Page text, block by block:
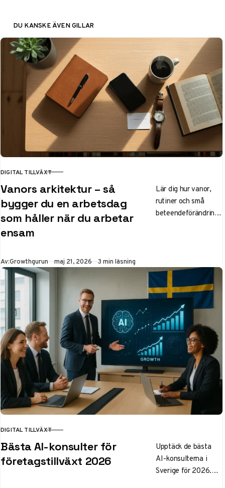
DU KANSKE ÄVEN GILLAR
KATEGORI
DIGITAL TILLVÄXT
Vanors arkitektur – så
bygger du en arbetsdag
som håller när du arbetar
ensam
Lär dig hur vanor,
rutiner och små
beteendeförändringa
ensam eller
hemifrån.
Av:Growthgurun Publicerad
maj 21, 2026 3 min läsning
KATEGORI
DIGITAL TILLVÄXT
Bästa AI-konsulter för
företagstillväxt 2026
Upptäck de bästa
AI-konsulterna i
Sverige för 2026.